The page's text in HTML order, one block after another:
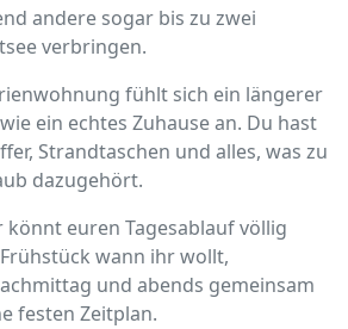
andere sogar bis zu zwei
verbringen.
fühlt sich ein längerer
ein echtes Zuhause an. Du hast
Strandtaschen und alles, was zu
dazugehört.
könnt euren Tagesablauf völlig
wann ihr wollt,
und abends gemeinsam
festen Zeitplan.